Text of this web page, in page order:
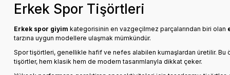
Erkek Spor Tişörtleri
Erkek spor giyim kategorisinin en vazgeçilmez parçalarından biri olan
tarzına uygun modellere ulaşmak mümkündür.
Spor tişörtleri, genellikle hafif ve nefes alabilen kumaşlardan üretilir. Bu
tişörtler, hem klasik hem de modern tasarımlarıyla dikkat çeker.